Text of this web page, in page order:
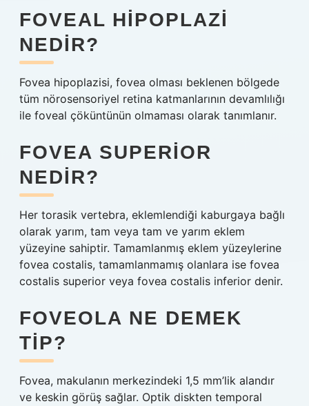
FOVEAL HIPOPLAZI
NEDIR?
Fovea hipoplazisi, fovea olması beklenen bölgede
tüm nörosensoriyel retina katmanlarının devamlılığı
ile foveal çöküntünün olmaması olarak tanımlanır.
FOVEA SUPERIOR
NEDIR?
Her torasik vertebra, eklemlendiği kaburgaya bağlı
olarak yarım, tam veya tam ve yarım eklem
yüzeyine sahiptir. Tamamlanmış eklem yüzeylerine
fovea costalis, tamamlanmamış olanlara ise fovea
costalis superior veya fovea costalis inferior denir.
FOVEOLA NE DEMEK
TIP?
Fovea, makulanın merkezindeki 1,5 mm’lik alandır
ve keskin görüş sağlar. Optik diskten temporal